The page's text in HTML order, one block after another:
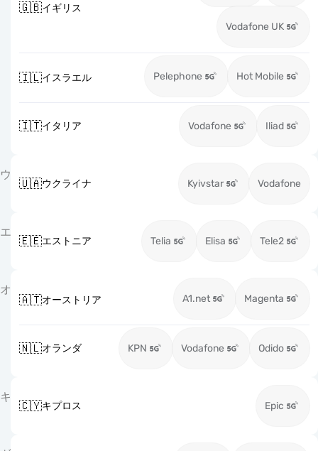
🇬🇧イギリス
Vodafone UK
🇮🇱イスラエル Pelephone Hot Mobile
🇮🇹イタリア Vodafone Iliad
ウ
🇺🇦ウクライナ Kyivstar Vodafone
エ
🇪🇪エストニア Telia Elisa Tele2
オ
🇦🇹オーストリア A1.net Magenta
🇳🇱オランダ KPN Vodafone Odido
キ
🇨🇾キプロス Epic